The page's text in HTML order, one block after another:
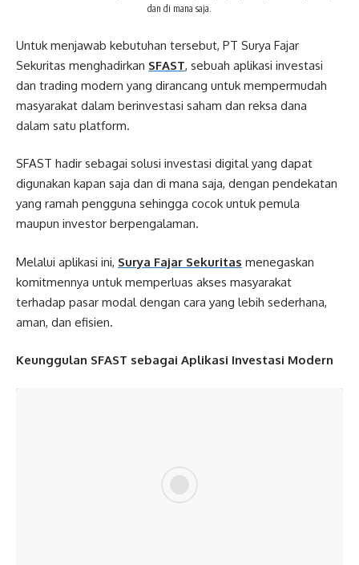
dan di mana saja.
Untuk menjawab kebutuhan tersebut, PT Surya Fajar
Sekuritas menghadirkan SFAST, sebuah aplikasi investasi
dan trading modern yang dirancang untuk mempermudah
masyarakat dalam berinvestasi saham dan reksa dana
dalam satu platform.
SFAST hadir sebagai solusi investasi digital yang dapat
digunakan kapan saja dan di mana saja, dengan pendekatan
yang ramah pengguna sehingga cocok untuk pemula
maupun investor berpengalaman.
Melalui aplikasi ini, Surya Fajar Sekuritas menegaskan
komitmennya untuk memperluas akses masyarakat
terhadap pasar modal dengan cara yang lebih sederhana,
aman, dan efisien.
Keunggulan SFAST sebagai Aplikasi Investasi Modern